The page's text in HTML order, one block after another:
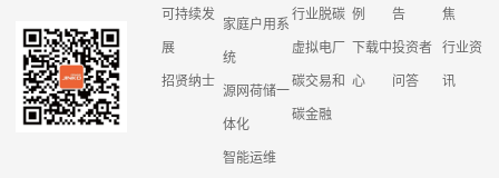
可持续发
展
招贤纳士
家庭户用系
统
源网荷储一
体化
智能运维
行业脱碳
虚拟电厂
碳交易和
碳金融
例
下载中
心
告
投资者
问答
焦
行业资
讯